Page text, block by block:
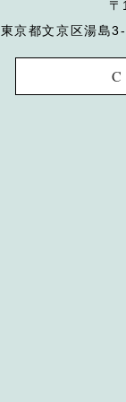
東京都文京区湯島